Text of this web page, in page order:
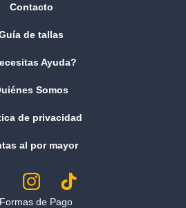
Contacto
de tallas
Ayuda?
Somos
de privacidad
al por mayor
Formas de Pago